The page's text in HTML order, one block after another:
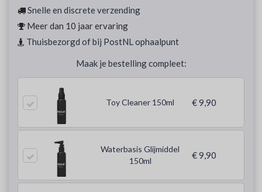
Snelle en discrete verzending
Meer dan 10 jaar ervaring
Thuisbezorgd of bij PostNL ophaalpunt
Maak je bestelling compleet:
Toy Cleaner 150ml € 9,90
Waterbasis Glijmiddel
150ml
€ 9,90